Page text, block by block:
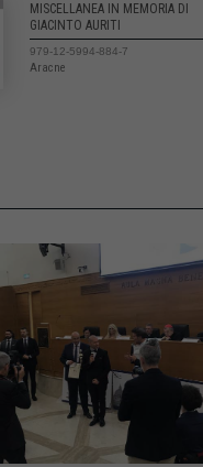
MISCELLANEA IN MEMORIA DI
GIACINTO AURITI
979-12-5994-884-7
Aracne